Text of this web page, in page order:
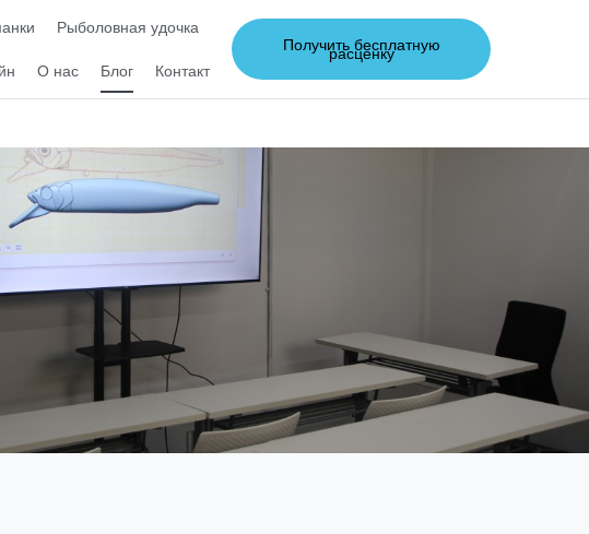
Рыболовная удочка
О нас Блог Контакт
Получить бесплатную
расценку